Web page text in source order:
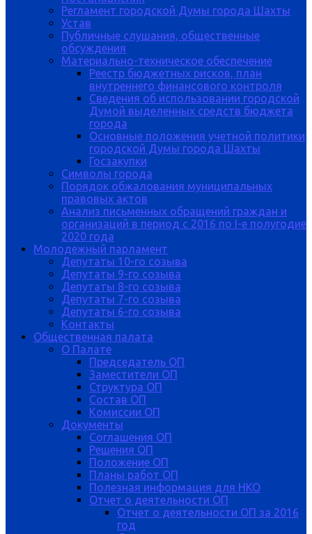
Регламент городской Думы города Шахты
Устав
Публичные слушания, общественные
обсуждения
Материально-техническое обеспечение
Реестр бюджетных рисков, план
внутреннего финансового контроля
Сведения об использовании городской
Думой выделенных средств бюджета
города
Основные положения учетной политики
городской Думы города Шахты
Госзакупки
Символы города
Порядок обжалования муниципальных
правовых актов
Анализ письменных обращений граждан и
организаций в период с 2016 по I-е полугодие
2020 года
Молодежный парламент
Депутаты 10-го созыва
Депутаты 9-го созыва
Депутаты 8-го созыва
Депутаты 7-го созыва
Депутаты 6-го созыва
Контакты
Общественная палата
О Палате
Председатель ОП
Заместители ОП
Структура ОП
Состав ОП
Комиссии ОП
Документы
Соглашения ОП
Решения ОП
Положение ОП
Планы работ ОП
Полезная информация для НКО
Отчет о деятельности ОП
Отчет о деятельности ОП за 2016
год